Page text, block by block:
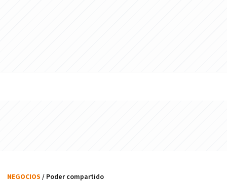
NEGOCIOS / Poder compartido